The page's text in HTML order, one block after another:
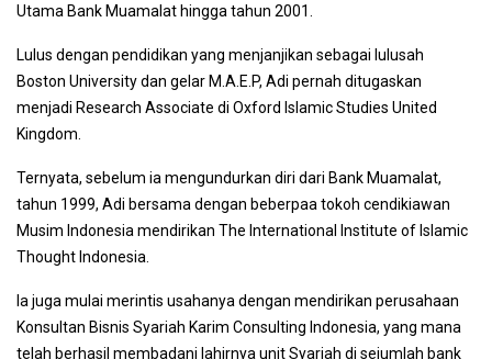
Utama Bank Muamalat hingga tahun 2001.
Lulus dengan pendidikan yang menjanjikan sebagai lulusah
Boston University dan gelar M.A.E.P, Adi pernah ditugaskan
menjadi Research Associate di Oxford Islamic Studies United
Kingdom.
Ternyata, sebelum ia mengundurkan diri dari Bank Muamalat,
tahun 1999, Adi bersama dengan beberpaa tokoh cendikiawan
Musim Indonesia mendirikan The International Institute of Islamic
Thought Indonesia.
Ia juga mulai merintis usahanya dengan mendirikan perusahaan
Konsultan Bisnis Syariah Karim Consulting Indonesia, yang mana
telah berhasil membadani lahirnya unit Syariah di sejumlah bank